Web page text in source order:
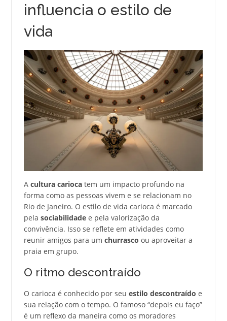
influencia o estilo de
vida
A cultura cariocatem um impacto profundo na
forma como as pessoas vivem e se relacionam no
Rio de Janeiro. O estilo de vida carioca é marcado
pela sociabilidadee pela valorização da
convivência. Isso se reflete em atividades como
reunir amigos para um churrasco ou aproveitar a
praia em grupo.
O ritmo descontraído
O carioca é conhecido por seu estilo descontraído e
sua relação com o tempo. O famoso “depois eu faço”
é um reflexo da maneira como os moradores